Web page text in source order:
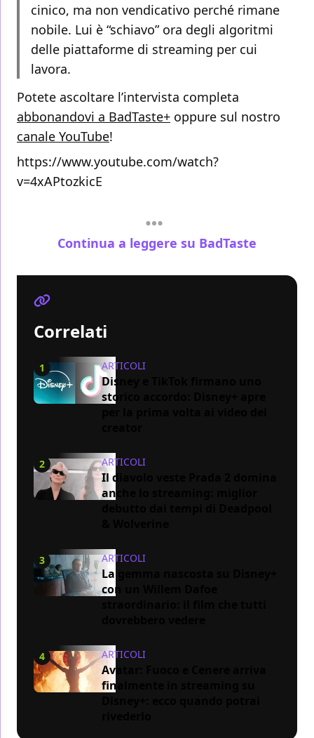
cinico, ma non vendicativo perché rimane
nobile. Lui è “schiavo” ora degli algoritmi
delle piattaforme di streaming per cui
lavora.
Potete ascoltare l’intervista completa
abbonandovi a BadTaste+ oppure sul nostro
canale YouTube!
https://www.youtube.com/watch?
v=4xAPtozkicE
Continua a leggere su BadTaste
Correlati
1 ARTICOLI
Disney e TikTok firmano uno
storico accordo: Disney+ apre
2 ARTICOLI
Il diavolo veste Prada 2 domina
anche lo streaming: miglior
3 ARTICOLI
La gemma nascosta su Disney+
con un Willem Dafoe
4 ARTICOLI
Avatar: Fuoco e Cenere arriva
finalmente in streaming su